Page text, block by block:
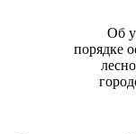
Об
порядке